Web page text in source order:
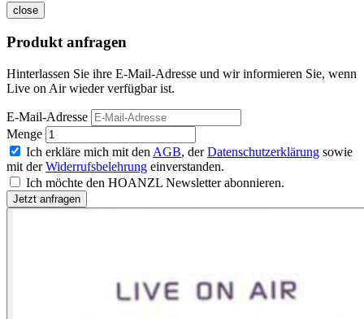
close
Produkt anfragen
Hinterlassen Sie ihre E-Mail-Adresse und wir informieren Sie, wenn
Live on Air wieder verfügbar ist.
E-Mail-Adresse
Menge
Ich erkläre mich mit den AGB, derDatenschutzerklärung sowie
mit derWiderrufsbelehrung einverstanden.
Ich möchte den HOANZL Newsletter abonnieren.